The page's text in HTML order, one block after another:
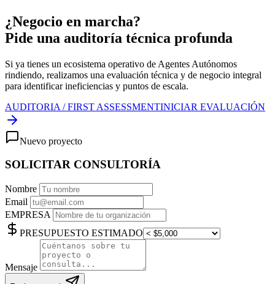
¿Negocio en marcha?
Pide una auditoría técnica profunda
Si ya tienes un ecosistema operativo de Agentes Autónomos
rindiendo, realizamos una evaluación técnica y de negocio integral
para identificar ineficiencias y puntos de escala.
AUDITORIA / FIRST ASSESSMENTINICIAR EVALUACIÓN
Nuevo proyecto
SOLICITAR CONSULTORÍA
Nombre
Email
EMPRESA
PRESUPUESTO ESTIMADO
Mensaje